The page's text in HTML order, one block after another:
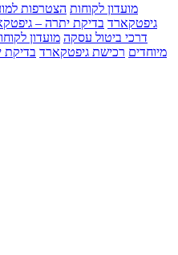
מועדון לקוחות הצטרפות
גיפטקארד בדיקת יתרה –
דרכי ביטול עסקה מועדון
מיוחדים רכישת גיפטקארד בדיקת